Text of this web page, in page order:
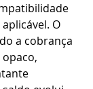
O
a cobrança